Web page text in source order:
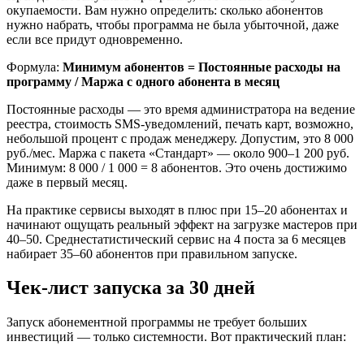
окупаемости. Вам нужно определить: сколько абонентов
нужно набрать, чтобы программа не была убыточной, даже
если все придут одновременно.
Формула: Минимум абонентов = Постоянные расходы на
программу / Маржа с одного абонента в месяц
Постоянные расходы — это время администратора на ведение
реестра, стоимость SMS-уведомлений, печать карт, возможно,
небольшой процент с продаж менеджеру. Допустим, это 8 000
руб./мес. Маржа с пакета «Стандарт» — около 900–1 200 руб.
Минимум: 8 000 / 1 000 = 8 абонентов. Это очень достижимо
даже в первый месяц.
На практике сервисы выходят в плюс при 15–20 абонентах и
начинают ощущать реальный эффект на загрузке мастеров при
40–50. Среднестатистический сервис на 4 поста за 6 месяцев
набирает 35–60 абонентов при правильном запуске.
Чек-лист запуска за 30 дней
Запуск абонементной программы не требует больших
инвестиций — только системности. Вот практический план: